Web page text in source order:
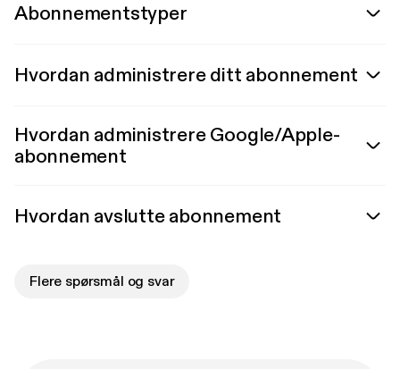
Abonnementstyper
Hvordan administrere ditt abonnement
Hvordan administrere Google/Apple-
abonnement
Hvordan avslutte abonnement
Flere spørsmål og svar